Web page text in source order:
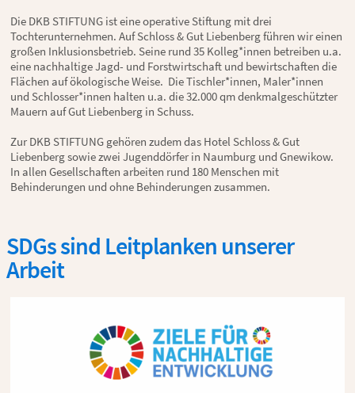
Die DKB STIFTUNG ist eine operative Stiftung mit drei
Tochterunternehmen. Auf Schloss & Gut Liebenberg führen wir einen
großen Inklusionsbetrieb. Seine rund 35 Kolleg*innen betreiben u.a.
eine nachhaltige Jagd- und Forstwirtschaft und bewirtschaften die
Flächen auf ökologische Weise. Die Tischler*innen, Maler*innen
und Schlosser*innen halten u.a. die 32.000 qm denkmalgeschützter
Mauern auf Gut Liebenberg in Schuss.
Zur DKB STIFTUNG gehören zudem das Hotel Schloss & Gut
Liebenberg sowie zwei Jugenddörfer in Naumburg und Gnewikow.
In allen Gesellschaften arbeiten rund 180 Menschen mit
Behinderungen und ohne Behinderungen zusammen.
SDGs sind Leitplanken unserer
Arbeit